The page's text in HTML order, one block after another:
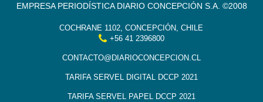
EMPRESA PERIODÍSTICA DIARIO CONCEPCIÓN S.A. ©2008
COCHRANE 1102, CONCEPCIÓN, CHILE
+56 41 2396800
CONTACTO@DIARIOCONCEPCION.CL
TARIFA SERVEL DIGITAL DCCP 2021
TARIFA SERVEL PAPEL DCCP 2021